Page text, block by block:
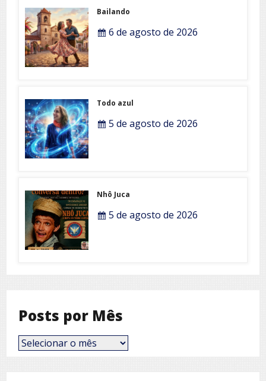
Bailando
6 de agosto de 2026
Todo azul
5 de agosto de 2026
Nhô Juca
5 de agosto de 2026
Posts por Mês
Posts
por